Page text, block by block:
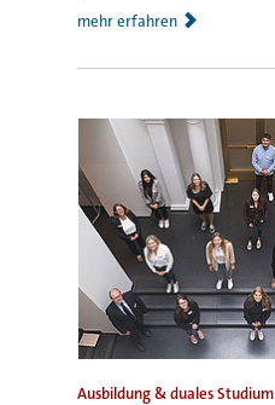
mehr erfahren
Ausbildung & duales Studium